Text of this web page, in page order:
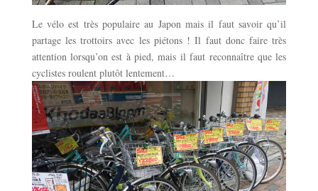
Le vélo est très populaire au Japon mais il faut savoir qu’il
partage les trottoirs avec les piétons ! Il faut donc faire très
attention lorsqu’on est à pied, mais il faut reconnaître que les
cyclistes roulent plutôt lentement…